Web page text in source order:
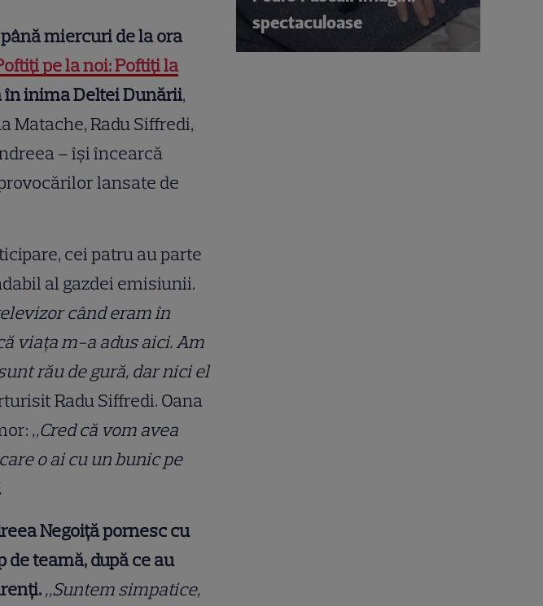
miercuri de la ora
pe la noi: Poftiți la
inima Deltei Dunării,
Matache, Radu Siffredi,
– își încearcă
lansate de
cei patru au parte
al gazdei emisiunii.
când eram în
viața m-a adus aici. Am
rău de gură, dar nici el
Radu Siffredi. Oana
„Cred că vom avea
o ai cu un bunic pe
Negoiță pornesc cu
teamă, după ce au
„Suntem simpatice,
spectaculoase